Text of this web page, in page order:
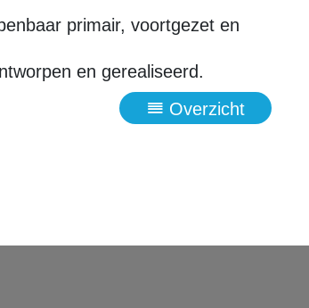
primair, voortgezet en
en gerealiseerd.
Overzicht